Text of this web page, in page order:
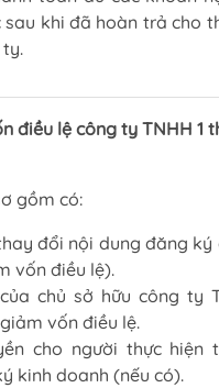
khi đã hoàn trả cho
ty.
điều lệ công ty TNHH 1
gồm có:
đổi nội dung đăng ký
vốn điều lệ).
chủ sở hữu công ty
vốn điều lệ.
cho người thực hiện
kinh doanh (nếu có).